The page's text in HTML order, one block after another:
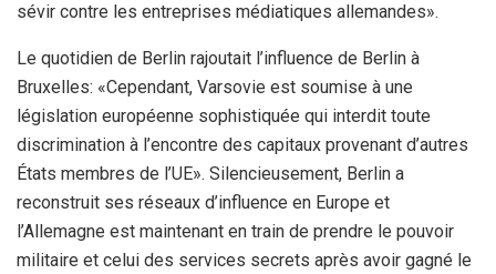
sévir contre les entreprises médiatiques allemandes».
Le quotidien de Berlin rajoutait l’influence de Berlin à
Bruxelles: «Cependant, Varsovie est soumise à une
législation européenne sophistiquée qui interdit toute
discrimination à l’encontre des capitaux provenant d’autres
États membres de l’UE». Silencieusement, Berlin a
reconstruit ses réseaux d’influence en Europe et
l’Allemagne est maintenant en train de prendre le pouvoir
militaire et celui des services secrets après avoir gagné le